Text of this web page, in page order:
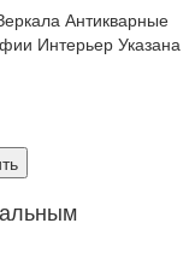
Антикварные
Интерьер Указана